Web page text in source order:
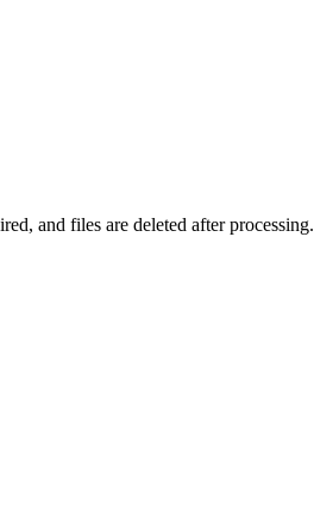
and files are deleted after processing.